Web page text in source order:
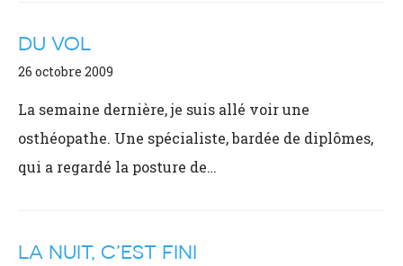
DU VOL
26 octobre 2009
La semaine dernière, je suis allé voir une
osthéopathe. Une spécialiste, bardée de diplômes,
qui a regardé la posture de…
LA NUIT, C’EST FINI